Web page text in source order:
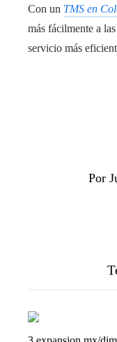
Con un TMS en
más fácilmente a
servicio más
Por